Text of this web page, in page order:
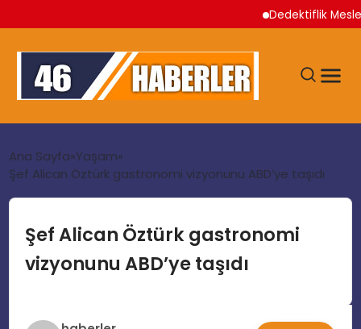
Dedektiflik Mesleği:
GÜNDEM
EKONOMI
Ana Sayfa Yaşam
Şef Alican Öztürk gastronomi vizyonunu ABD’ye taşıdı
Şef Alican Öztürk gastronomi
vizyonunu ABD’ye taşıdı